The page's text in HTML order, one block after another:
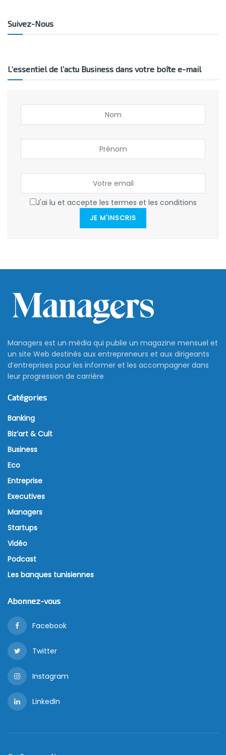
Suivez-Nous
L’essentiel de l’actu Business dans votre boîte e-mail
J'ai lu et accepte les termes et les conditions
JE M'INSCRIS
Managers est un média qui publie un magazine mensuel et
un site Web destinés aux entrepreneurs et aux dirigeants
d’entreprises pour les informer et les accompagner dans
leur progression de carrière
Catégories
Banking
Biz’art & Cult
Business
Eco
Entreprise
Executives
Managers
Startups
Vidéo
Podcast
Les banques tunisiennes
Abonnez-vous
Facebook
Twitter
Instagram
LinkedIn